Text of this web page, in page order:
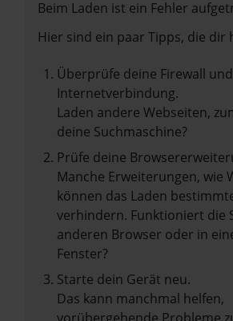
Beim Laden ist ein Fehler
Hier sind ein paar Tipps, die dir
Überprüfe deine Firewall
Internetverbindung.
Laden andere Webseiten,
deine Suchmaschine?
Prüfe deine
Manche Erweiterungen, wie
können das Laden
verhindern. Funktioniert die
anderen Browser oder in
Fenster?
Starte dein Gerät neu.
Das kann manchmal helfen,